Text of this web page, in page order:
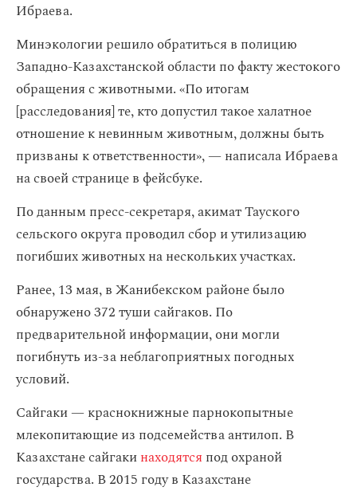
Ибраева.
Минэкологии решило обратиться в полицию
Западно-Казахстанской области по факту жестокого
обращения с животными. «По итогам
[расследования] те, кто допустил такое халатное
отношение к невинным животным, должны быть
призваны к ответственности», — написала Ибраева
на своей странице в фейсбуке.
По данным пресс-секретаря, акимат Тауского
сельского округа проводил сбор и утилизацию
погибших животных на нескольких участках.
Ранее, 13 мая, в Жанибекском районе было
обнаружено 372 туши сайгаков. По
предварительной информации, они могли
погибнуть из-за неблагоприятных погодных
условий.
Сайгаки — краснокнижные парнокопытные
млекопитающие из подсемейства антилоп. В
Казахстане сайгакинаходятся под охраной
государства. В 2015 году в Казахстане